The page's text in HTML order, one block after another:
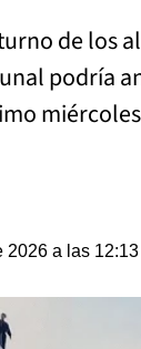
de los
podría
2026 a las 12:13